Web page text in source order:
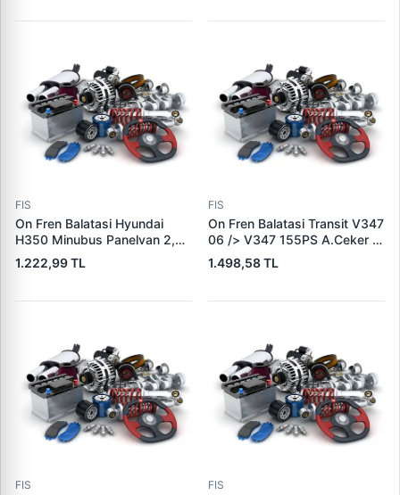
FIS
On Fren Balatasi Hyundai
H350 Minubus Panelvan 2,5
Crdi (Fisli) | GRAP 94251/1 |
OEM 5810159A00
1.222,99 TL
FIS
On Fren Balatasi Transit V347
06 /> V347 155PS A.Ceker 11
/> VW Amarok 2.0TDI 10>
(Aksesuarli+Ikaz
0986494170 | OEM 6C11
1.498,58 TL
FIS FIS